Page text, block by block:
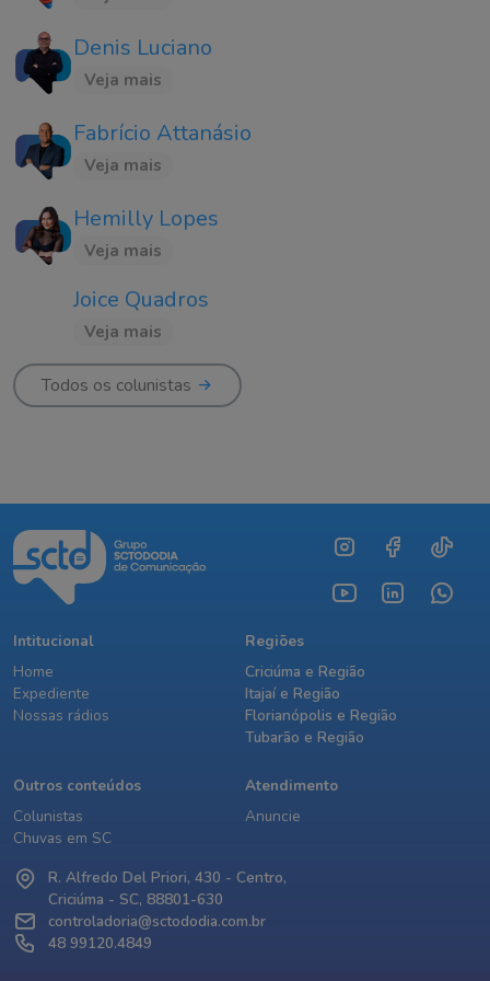
Denis Luciano
Veja mais
Fabrício Attanásio
Veja mais
Hemilly Lopes
Veja mais
Joice Quadros
Veja mais
Todos os colunistas
Intitucional
Home
Expediente
Nossas rádios
Regiões
Criciúma e Região
Itajaí e Região
Florianópolis e Região
Tubarão e Região
Outros conteúdos
Colunistas
Chuvas em SC
Atendimento
Anuncie
R. Alfredo Del Priori, 430 - Centro,
Criciúma - SC, 88801-630
controladoria@sctododia.com.br
48 99120.4849